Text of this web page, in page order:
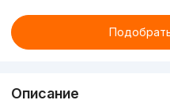
Описание